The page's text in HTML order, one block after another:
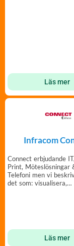
Läs mer
Infracom
Connect erbjudande IT,
Print, Möteslösningar
Telefoni men vi
det som: visualisera,
Läs mer